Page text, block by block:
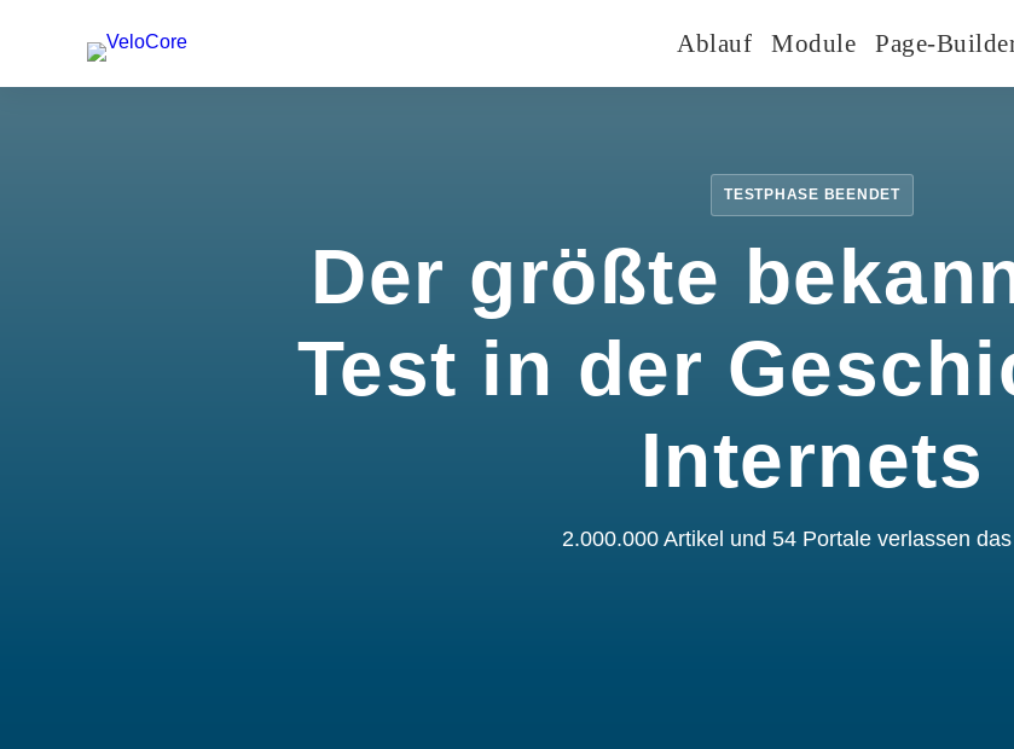
Ablauf Module Page-
TESTPHASE BEENDET
Der größte
Test in der
Internets
2.000.000 Artikel und 54 Portale verlassen